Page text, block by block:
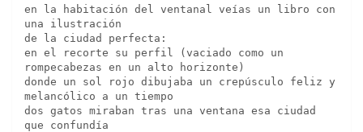
en la habitación del ventanal veías un libro con
una ilustración
de la ciudad perfecta:
en el recorte su perfil (vaciado como un
rompecabezas en un alto horizonte)
donde un sol rojo dibujaba un crepúsculo feliz y
melancólico a un tiempo
dos gatos miraban tras una ventana esa ciudad
que confundía